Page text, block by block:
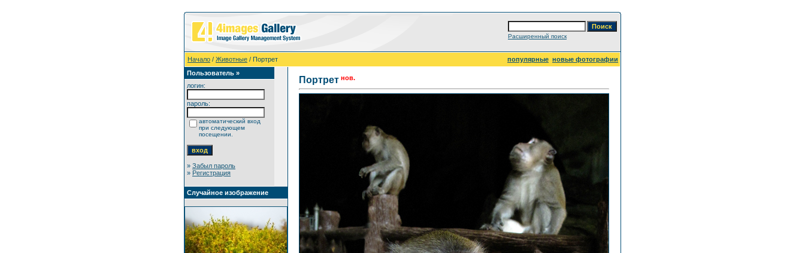
Расширенный поиск
Начало / Животные / Портрет популярные новые фотографии
Пользователь »
логин:
пароль:
автоматический вход
при следующем
посещении.
» Забыл пароль
» Регистрация
Случайное изображение
Портрет нов.